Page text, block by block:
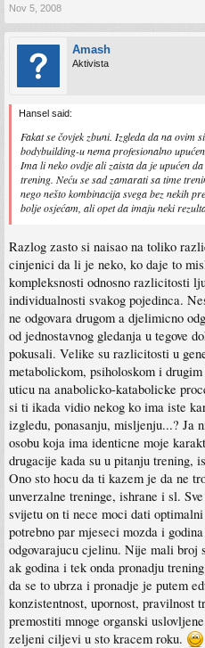
Nov 5, 2008
Amash
Aktivista
Hansel said:
Fakat se čovjek zbuni. Izgleda da na ovim
bodybuilding-u nema profesionalno
Ima li neko ovdje ali zaista da je upućen
trening. Neću se sad zamarati sa time
nego nešto kombinacija svega bez nekih
bolje osjećam, ali opet da imaju neki
Razlog zasto si naisao na toliko
cinjenici da li je neko, ko daje to
kompleksnosti odnosno razlicitosti
individualnosti svakog pojedinca.
ne odgovara drugom a djelimicno
od jednostavnog gledanja u tegove
pokusali. Velike su razlicitosti u
metabolickom, psiholoskom i
uticu na anabolicko-katabolicke
si ti ikada vidio nekog ko ima iste
izgledu, ponasanju, misljenju...? Ja
osobu koja ima identicne moje
drugacije kada su u pitanju trening,
Ono sto hocu da ti kazem je da ne
unverzalne treninge, ishrane i sl.
svijetu on ti nece moci dati
potrebno par mjeseci mozda i
odgovarajucu cjelinu. Nije mali broj
ak godina i tek onda pronadju
da se to ubrza i pronadje je putem
konzistentnost, upornost, pravilnost
premostiti mnoge organski
zeljeni ciljevi u sto kracem roku.